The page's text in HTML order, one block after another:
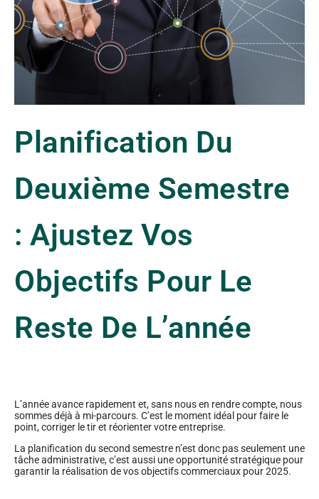
Planification Du
Deuxième Semestre
: Ajustez Vos
Objectifs Pour Le
Reste De L’année
L’année avance rapidement et, sans nous en rendre compte, nous
sommes déjà à mi-parcours. C’est le moment idéal pour faire le
point, corriger le tir et réorienter votre entreprise.
La planification du second semestre n’est donc pas seulement une
tâche administrative, c’est aussi une opportunité stratégique pour
garantir la réalisation de vos objectifs commerciaux pour 2025.